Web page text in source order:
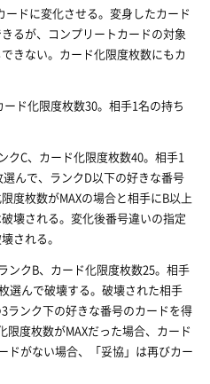
ドに変化させる。変身したカード
るが、コンプリートカードの対象
きない。カード化限度枚数にもカ
ド化限度枚数30。相手1名の持ち
クC、カード化限度枚数40。相手1
んで、ランクD以下の好きな番号
度枚数がMAXの場合と相手にB以上
壊される。変化後番号違いの指定
される。
ンクB、カード化限度枚数25。相手
選んで破壊する。破壊された相手
ランク下の好きな番号のカードを得
度枚数がMAXだった場合、カード
ドがない場合、「妥協」は再びカー